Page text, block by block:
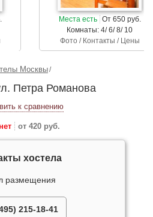
Места есть От 650 руб.
Комнаты: 4/ 6/ 8/ 10
Фото / Контакты / Цены
Москвы
Петра Романова
к сравнению
от 420 руб.
хостела
размещения
215-18-41